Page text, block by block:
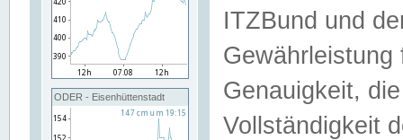
ODER - Eisenhüttenstadt
ITZBund und
Genauigkeit,
Vollständigkeit